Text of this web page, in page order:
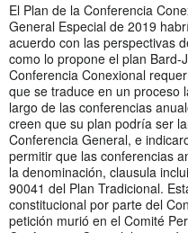
El Plan de la Conferencia
General Especial de 2019
acuerdo con las perspectivas
como lo propone el plan Bard-
Conferencia Conexional
que se traduce en un proceso
largo de las conferencias
creen que su plan podría ser
Conferencia General, e
permitir que las conferencias
la denominación, clausula
90041 del Plan Tradicional.
constitucional por parte del
petición murió en el Comité